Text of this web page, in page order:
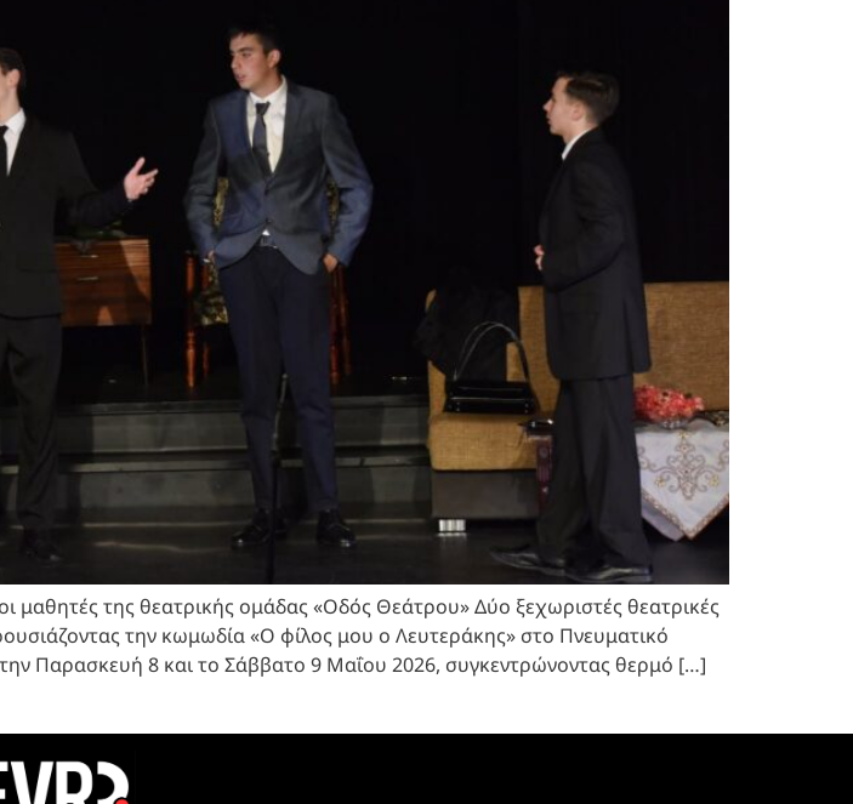
μαθητές της θεατρικής ομάδας «Οδός Θεάτρου» Δύο ξεχωριστές θεατρικές
την κωμωδία «Ο φίλος μου ο Λευτεράκης» στο Πνευματικό
Παρασκευή 8 και το Σάββατο 9 Μαΐου 2026, συγκεντρώνοντας θερμό […]